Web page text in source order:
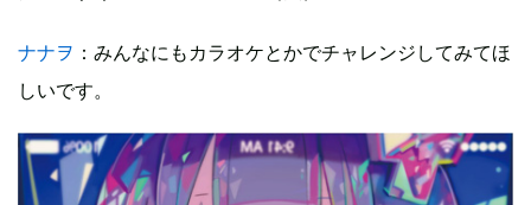
ナナヲ ：みんなにもカラオケとかでチャレンジしてみてほ
しいです。